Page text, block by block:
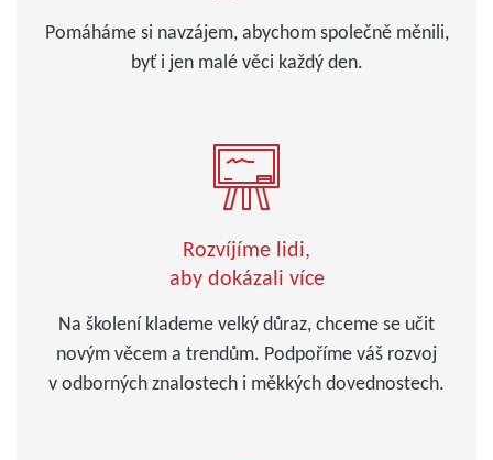
Pomáháme si navzájem, abychom společně měnili,
byť i jen malé věci každý den.
Rozvíjíme lidi,
aby dokázali více
Na školení klademe velký důraz, chceme se učit
novým věcem a trendům. Podpoříme váš rozvoj
v odborných znalostech i měkkých dovednostech.